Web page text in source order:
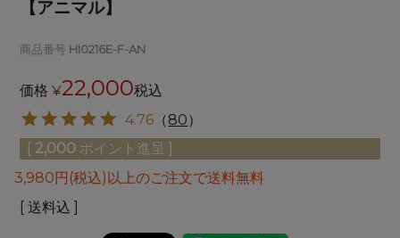
【アニマル】
商品番号 HI0216E-F-AN
価格 ¥22,000税込
4.76 （80）
[ 2,000 ポイント進呈 ]
3,980円(税込)以上のご注文で送料無料
送料込